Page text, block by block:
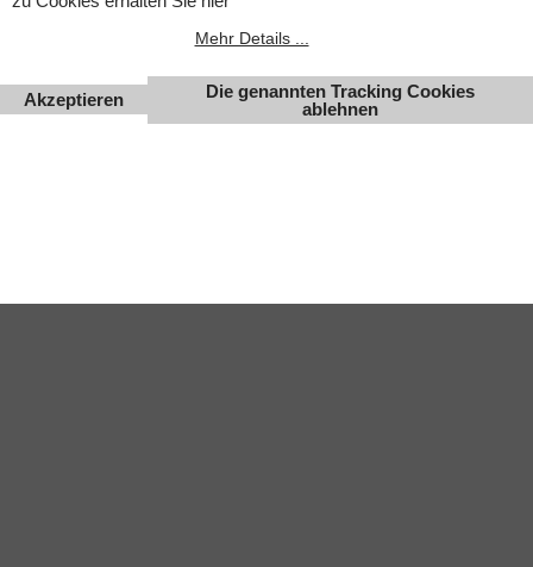
Änderungen, Irrtümer und Zwischenverkauf vorbehalten.
Mehr Details ...
Akzeptieren
Die genannten Tracking Cookies
ablehnen